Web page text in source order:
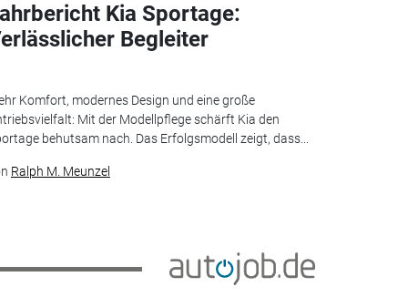
Kia Sportage:
Begleiter
Komfort, modernes Design und eine große
Mit der Modellpflege schärft Kia den
behutsam nach. Das Erfolgsmodell zeigt, dass...
Ralph M. Meunzel